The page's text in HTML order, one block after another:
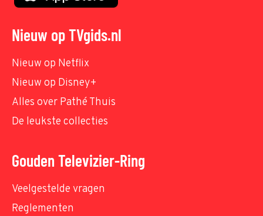
Nieuw op TVgids.nl
Nieuw op Netflix
Nieuw op Disney+
Alles over Pathé Thuis
De leukste collecties
Gouden Televizier-Ring
Veelgestelde vragen
Reglementen